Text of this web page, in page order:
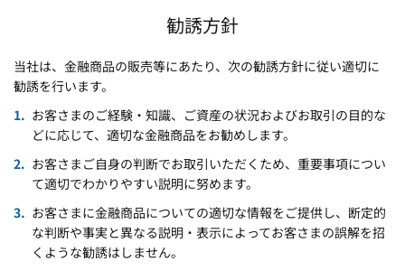
勧誘方針
当社は、金融商品の販売等にあたり、次の勧誘方針に従い適切に
勧誘を行います。
お客さまのご経験・知識、ご資産の状況およびお取引の目的な
どに応じて、適切な金融商品をお勧めします。
お客さまご自身の判断でお取引いただくため、重要事項につい
て適切でわかりやすい説明に努めます。
お客さまに金融商品についての適切な情報をご提供し、断定的
な判断や事実と異なる説明・表示によってお客さまの誤解を招
くような勧誘はしません。